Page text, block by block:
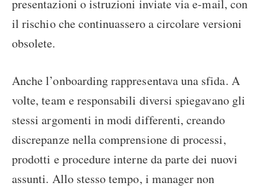
presentazioni o istruzioni inviate via e-mail, con
il rischio che continuassero a circolare versioni
obsolete.
Anche l’onboarding rappresentava una sfida. A
volte, team e responsabili diversi spiegavano gli
stessi argomenti in modi differenti, creando
discrepanze nella comprensione di processi,
prodotti e procedure interne da parte dei nuovi
assunti. Allo stesso tempo, i manager non